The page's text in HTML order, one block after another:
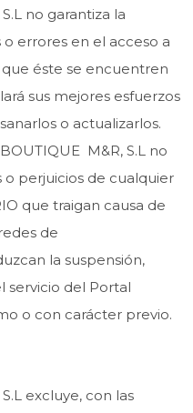
no garantiza la
errores en el acceso a
que éste se encuentren
sus mejores esfuerzos
o actualizarlos.
M&R, S.L no
o perjuicios de cualquier
que traigan causa de
de
la suspensión,
servicio del Portal
o con carácter previo.
excluye, con las